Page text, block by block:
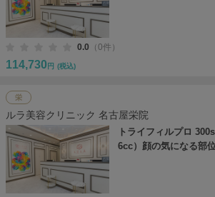
0.0 （0件）
114,730 円 (税込)
栄
ルラ美容クリニック 名古屋栄院
トライフィルプロ
6cc）顔の気になる部